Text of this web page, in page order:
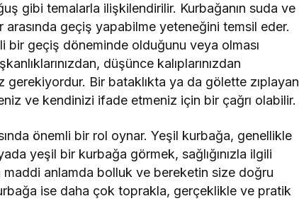
gibi temalarla ilişkilendirilir. Kurbağanın suda ve
geçiş yapabilme yeteneğini temsil eder.
bir geçiş döneminde olduğunu veya olması
düşünce kalıplarınızdan
gerekiyordur. Bir bataklıkta ya da gölette zıplayan
ve kendinizi ifade etmeniz için bir çağrı olabilir.
önemli bir rol oynar. Yeşil kurbağa, genellikle
yeşil bir kurbağa görmek, sağlığınızla ilgili
anlamda bolluk ve bereketin size doğru
ise daha çok toprakla, gerçeklikle ve pratik